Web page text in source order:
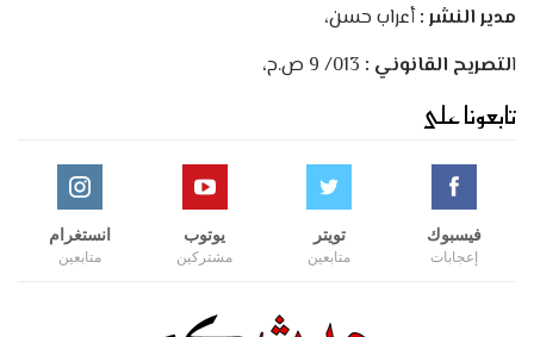
مدير النشر :أعراب حسن،
التصريح القانوني :
تابعونا على
فيسبوك
إعجابات
تويتر
متابعين
يوتوب
مشتركين
انستغرام
متابعين